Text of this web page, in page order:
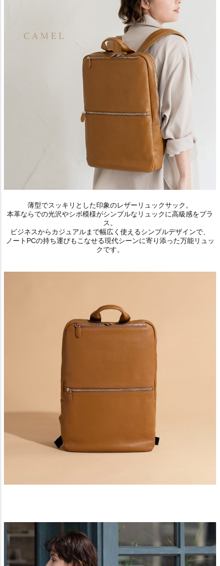
薄型でスッキリとした印象のレザーリュックサック。
本革ならでの光沢やシボ模様がシンプルなリュックに高級感をプラ
ス。
ビジネスからカジュアルまで幅広く使えるシンプルデザインで、
ノートPCの持ち運びもこなせる現代シーンに寄り添った万能リュッ
クです。